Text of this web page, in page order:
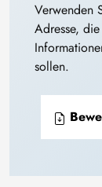
Verwenden
Adresse,
sollen.